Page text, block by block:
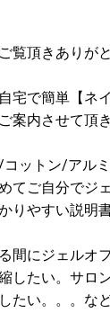
覧頂きありが
宅で簡単【ネ
案内させて頂き
ットン/アル
てご自分でジ
りやすい説明
間にジェルオ
したい。サロ
たい。。。など